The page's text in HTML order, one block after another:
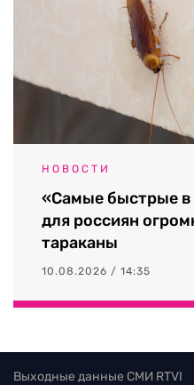
НОВОСТИ
«Самые быстрые
для россиян
тараканы
10.08.2026 / 14:35
Выходные данные СМИ RTVI